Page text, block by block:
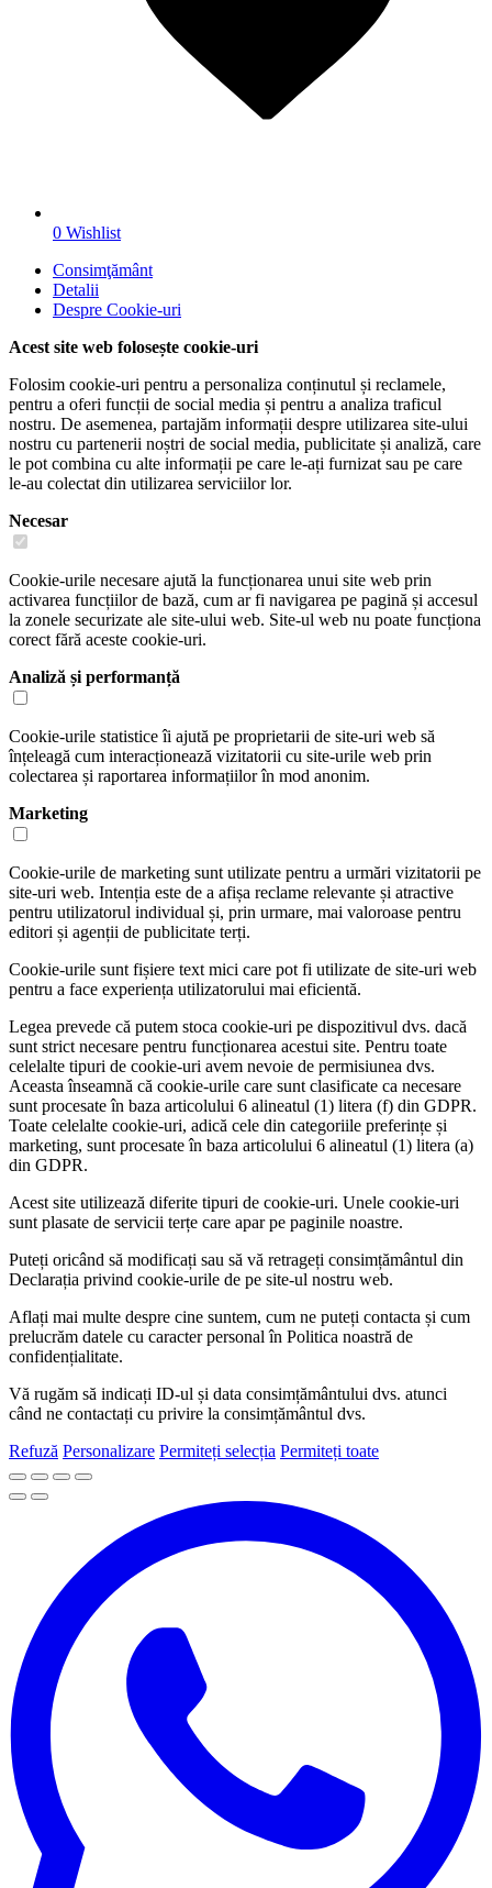
0 Wishlist
Consimţământ
Detalii
Despre Cookie-uri
Acest site web folosește cookie-uri
Folosim cookie-uri pentru a personaliza conținutul și reclamele,
pentru a oferi funcții de social media și pentru a analiza traficul
nostru. De asemenea, partajăm informații despre utilizarea site-ului
nostru cu partenerii noștri de social media, publicitate și analiză, care
le pot combina cu alte informații pe care le-ați furnizat sau pe care
le-au colectat din utilizarea serviciilor lor.
Necesar
Cookie-urile necesare ajută la funcționarea unui site web prin
activarea funcțiilor de bază, cum ar fi navigarea pe pagină și accesul
la zonele securizate ale site-ului web. Site-ul web nu poate funcționa
corect fără aceste cookie-uri.
Analiză și performanță
Cookie-urile statistice îi ajută pe proprietarii de site-uri web să
înțeleagă cum interacționează vizitatorii cu site-urile web prin
colectarea și raportarea informațiilor în mod anonim.
Marketing
Cookie-urile de marketing sunt utilizate pentru a urmări vizitatorii pe
site-uri web. Intenția este de a afișa reclame relevante și atractive
pentru utilizatorul individual și, prin urmare, mai valoroase pentru
editori și agenții de publicitate terți.
Cookie-urile sunt fișiere text mici care pot fi utilizate de site-uri web
pentru a face experiența utilizatorului mai eficientă.
Legea prevede că putem stoca cookie-uri pe dispozitivul dvs. dacă
sunt strict necesare pentru funcționarea acestui site. Pentru toate
celelalte tipuri de cookie-uri avem nevoie de permisiunea dvs.
Aceasta înseamnă că cookie-urile care sunt clasificate ca necesare
sunt procesate în baza articolului 6 alineatul (1) litera (f) din GDPR.
Toate celelalte cookie-uri, adică cele din categoriile preferințe și
marketing, sunt procesate în baza articolului 6 alineatul (1) litera (a)
din GDPR.
Acest site utilizează diferite tipuri de cookie-uri. Unele cookie-uri
sunt plasate de servicii terțe care apar pe paginile noastre.
Puteți oricând să modificați sau să vă retrageți consimțământul din
Declarația privind cookie-urile de pe site-ul nostru web.
Aflați mai multe despre cine suntem, cum ne puteți contacta și cum
prelucrăm datele cu caracter personal în Politica noastră de
confidențialitate.
Vă rugăm să indicați ID-ul și data consimțământului dvs. atunci
când ne contactați cu privire la consimțământul dvs.
Refuză Personalizare Permiteți selecția Permiteți toate